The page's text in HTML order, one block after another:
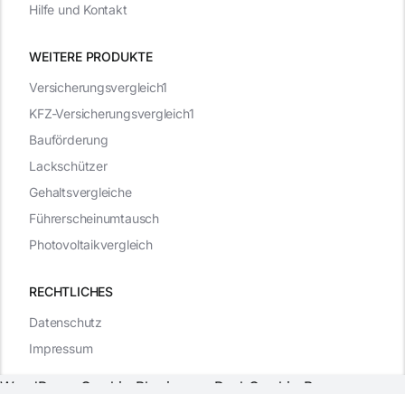
WEITERE PRODUKTE
RECHTLICHES
Datenschutz
Impressum
Versicherungsvergleich1
KFZ-Versicherungsvergleich1
Bauförderung
Lackschützer
Gehaltsvergleiche
Führerscheinumtausch
Photovoltaikvergleich
Hilfe und Kontakt
WordPress Cookie Plugin von Real Cookie Banner